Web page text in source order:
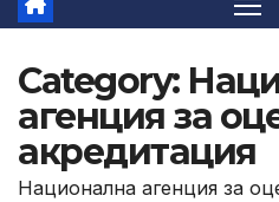
Category:
агенция за
акредитация
Национална агенция за